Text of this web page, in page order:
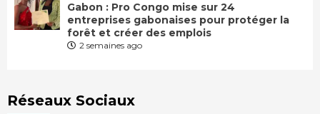
Gabon : Pro Congo mise sur 24
entreprises gabonaises pour protéger la
forêt et créer des emplois
2 semaines ago
Réseaux Sociaux